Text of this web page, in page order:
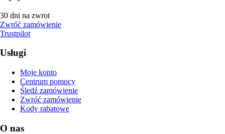
30 dni na zwrot
Zwróć zamówienie
Trustpilot
Usługi
Moje konto
Centrum pomocy
Śledź zamówienie
Zwróć zamówienie
Kody rabatowe
O nas